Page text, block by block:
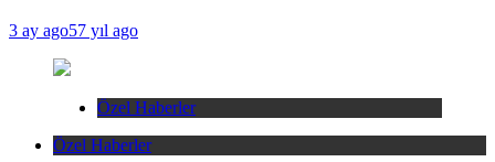
3 ay ago57 yıl ago
Özel Haberler
Özel Haberler